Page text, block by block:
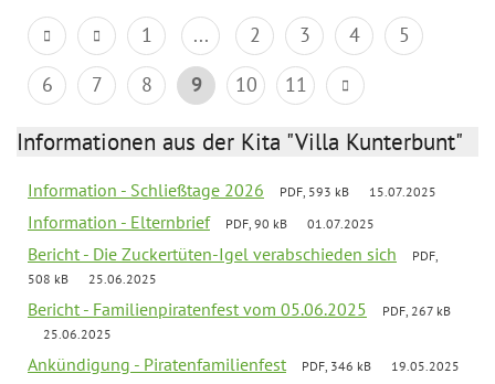
1 ... 2 3 4
5
6
7 8 9 10 11
Informationen aus der Kita "Villa Kunterbunt"
Information - Schließtage 2026 PDF, 593 kB 15.07.2025
Information - Elternbrief PDF, 90 kB 01.07.2025
Bericht - Die Zuckertüten-Igel verabschieden sich
PDF,
508 kB
25.06.2025
Bericht - Familienpiratenfest vom 05.06.2025
PDF, 267 kB
25.06.2025
Ankündigung - Piratenfamilienfest PDF, 346 kB 19.05.2025